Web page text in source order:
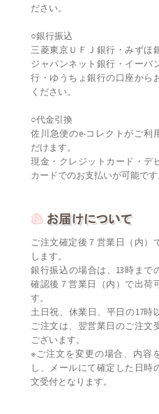
ださい。
○銀行振込
三菱東京ＵＦＪ銀行・みずほ
ジャパンネット銀行・イーバ
行・ゆうちょ銀行の口座から
ください。
○代金引換
佐川急便のe-コレクトがご利
だけます。
現金・クレジットカード・デ
カードでのお支払いが可能です
ご注文確定後７営業日（内）
します。
銀行振込の場合は、13時まで
確認後７営業日（内）で出荷
す。
土日祝、休業日、平日の17時
ご注文は、翌営業日のご注文
ございます。
※ご注文を変更の場合、内容
し、メールにて確定した日時
文受付となります。